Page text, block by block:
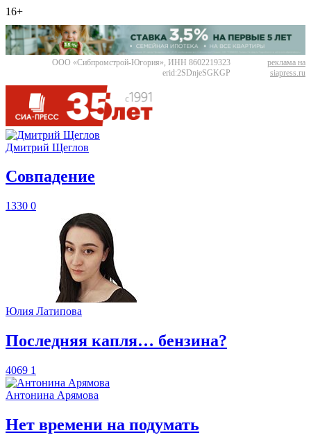
16+
ООО «Сибпромстрой-Югория», ИНН 8602219323
erid:2SDnjeSGKGP
реклама на
siapress.ru
Дмитрий Щеглов
​Совпадение
1330 0
Юлия Латипова
​Последняя капля… бензина?
4069 1
Антонина Арямова
​Нет времени на подумать